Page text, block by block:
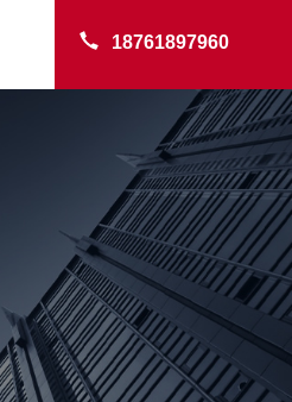
18761897960